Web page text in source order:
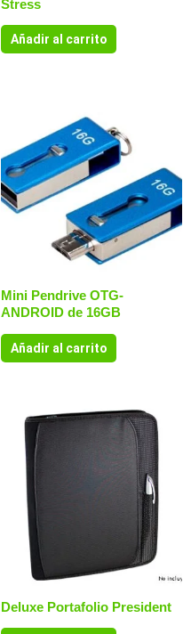
Stress
Añadir al carrito
Mini Pendrive OTG-
ANDROID de 16GB
Añadir al carrito
Deluxe Portafolio President